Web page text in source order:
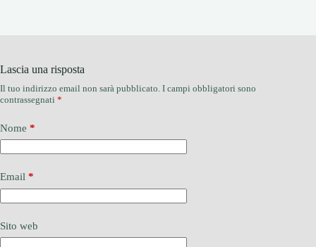
Lascia una risposta
Il tuo indirizzo email non sarà pubblicato. I campi obbligatori sono
contrassegnati *
Nome *
Email *
Sito web